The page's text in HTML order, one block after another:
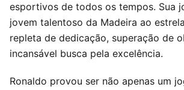
esportivos de todos os tempos. Sua
jovem talentoso da Madeira ao
repleta de dedicação, superação de
incansável busca pela excelência.
Ronaldo provou ser não apenas um